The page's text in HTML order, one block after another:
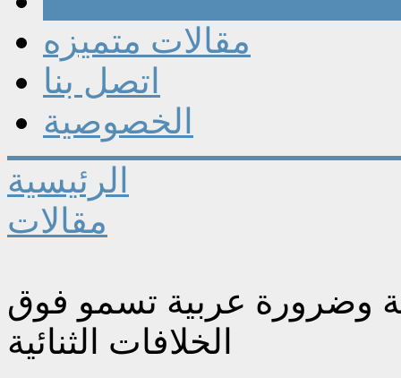
مقالات متميزه
اتصل بنا
الخصوصية
الرئيسية
مقالات
وضرورة عربية تسمو فوق
الخلافات الثنائية